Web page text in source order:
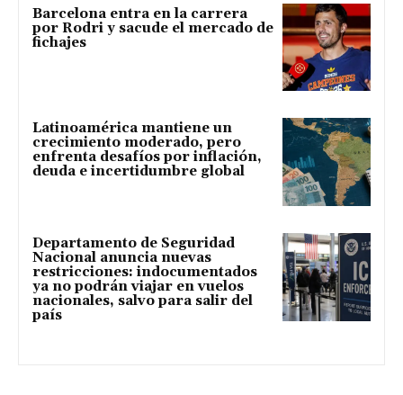
Barcelona entra en la carrera
por Rodri y sacude el mercado de
fichajes
Latinoamérica mantiene un
crecimiento moderado, pero
enfrenta desafíos por inflación,
deuda e incertidumbre global
Departamento de Seguridad
Nacional anuncia nuevas
restricciones: indocumentados
ya no podrán viajar en vuelos
nacionales, salvo para salir del
país